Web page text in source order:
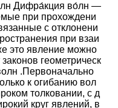
Дифра́кция во́лн —
при прохождени
с отклонени
при взаи
это явление можно
геометрическ
.Первоначально
к огибанию вол
толковании, с д
круг явлений, в